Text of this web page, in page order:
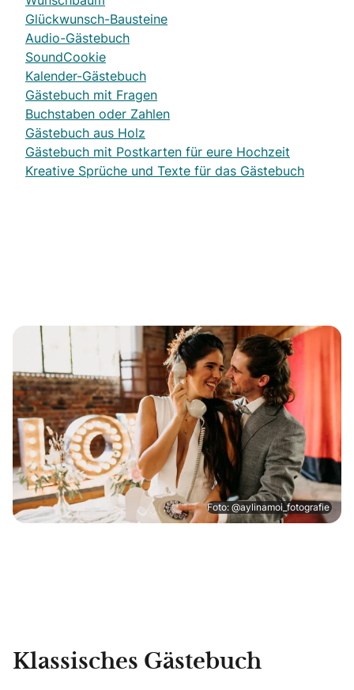
Glückwunsch-Bausteine
Audio-Gästebuch
SoundCookie
Kalender-Gästebuch
Gästebuch mit Fragen
Buchstaben oder Zahlen
Gästebuch aus Holz
Gästebuch mit Postkarten für eure Hochzeit
Kreative Sprüche und Texte für das Gästebuch
Foto: @aylinamoi_fotografie
Klassisches Gästebuch